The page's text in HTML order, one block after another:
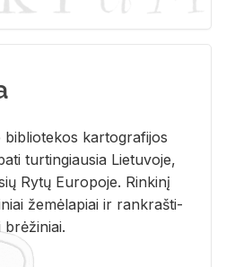
bi­b­lio­te­kos kar­to­gra­fi­jos
tur­tin­giau­sia Lie­tu­vo­je,
Rytų Eu­ro­po­je. Rin­ki­nį
že­mė­la­piai ir rank­raš­ti­
brė­ži­niai.